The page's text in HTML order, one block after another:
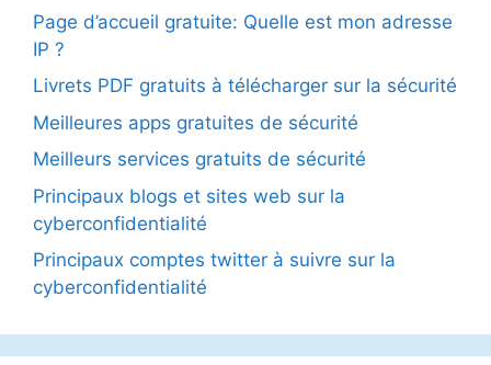
Page d’accueil gratuite: Quelle est mon adresse
IP ?
Livrets PDF gratuits à télécharger sur la sécurité
Meilleures apps gratuites de sécurité
Meilleurs services gratuits de sécurité
Principaux blogs et sites web sur la
cyberconfidentialité
Principaux comptes twitter à suivre sur la
cyberconfidentialité